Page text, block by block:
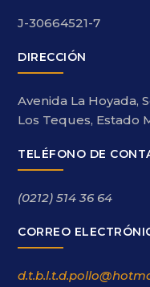
J-30664521-7
DIRECCIÓN
Avenida La Hoyada,
Los Teques, Estado
TELÉFONO DE
(0212) 514 36 64
CORREO